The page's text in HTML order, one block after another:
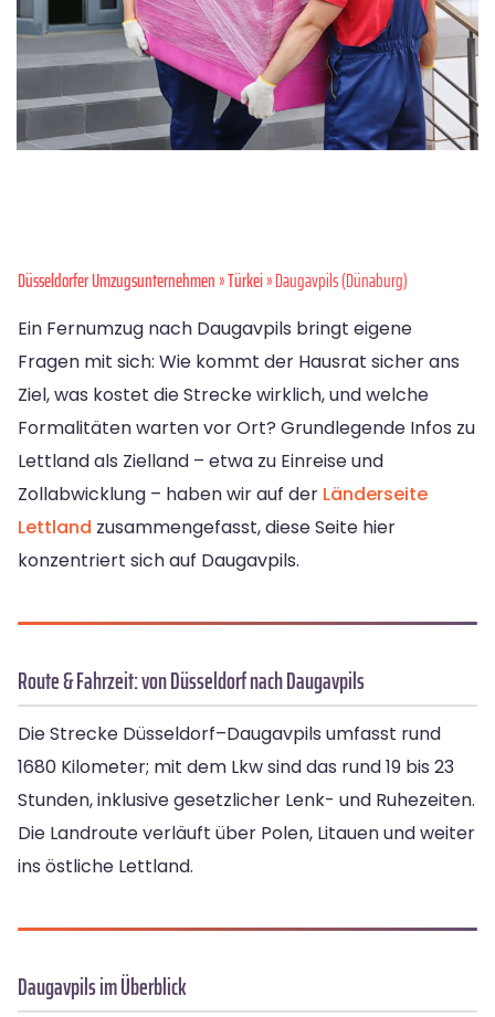
Düsseldorfer Umzugsunternehmen»Türkei» Daugavpils (Dünaburg)
Ein Fernumzug nach Daugavpils bringt eigene
Fragen mit sich: Wie kommt der Hausrat sicher ans
Ziel, was kostet die Strecke wirklich, und welche
Formalitäten warten vor Ort? Grundlegende Infos zu
Lettland als Zielland – etwa zu Einreise und
Zollabwicklung – haben wir auf der Länderseite
Lettland zusammengefasst, diese Seite hier
konzentriert sich auf Daugavpils.
Route & Fahrzeit: von Düsseldorf nach Daugavpils
Die Strecke Düsseldorf–Daugavpils umfasst rund
1680 Kilometer; mit dem Lkw sind das rund 19 bis 23
Stunden, inklusive gesetzlicher Lenk- und Ruhezeiten.
Die Landroute verläuft über Polen, Litauen und weiter
ins östliche Lettland.
Daugavpils im Überblick